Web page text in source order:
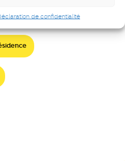
de confidentialité